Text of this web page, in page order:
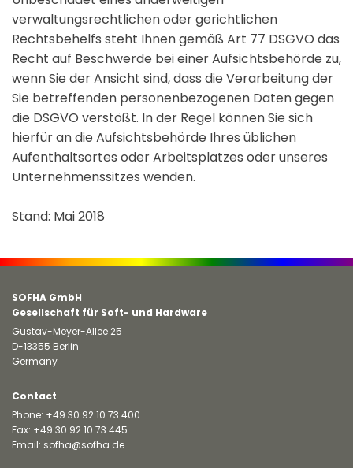
verwaltungsrechtlichen oder gerichtlichen
Rechtsbehelfs steht Ihnen gemäß Art 77 DSGVO das
Recht auf Beschwerde bei einer Aufsichtsbehörde zu,
wenn Sie der Ansicht sind, dass die Verarbeitung der
Sie betreffenden personenbezogenen Daten gegen
die DSGVO verstößt. In der Regel können Sie sich
hierfür an die Aufsichtsbehörde Ihres üblichen
Aufenthaltsortes oder Arbeitsplatzes oder unseres
Unternehmenssitzes wenden.
Stand: Mai 2018
SOFHA GmbH
Gesellschaft für Soft- und Hardware
Gustav-Meyer-Allee 25
D-13355 Berlin
Germany
Contact
Phone: +49 30 92 10 73 400
Fax: +49 30 92 10 73 445
Email: sofha@sofha.de